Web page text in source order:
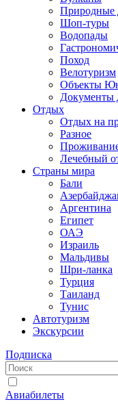
Природные
Шоп-туры
Водопады
Поход
Велотуризм
Объекты
Документы
Отдых
Отдых на
Разное
Лечебный
Страны мира
Бали
Аргентина
Египет
ОАЭ
Израиль
Мальдивы
Шри-ланка
Турция
Таиланд
Тунис
Автотуризм
Экскурсии
Подписка
Авиабилеты